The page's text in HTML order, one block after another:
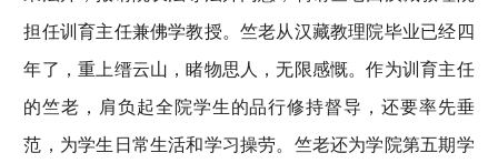
担任训育主任兼佛学教授。竺老从汉藏教理院毕业已经四
年了，重上缙云山，睹物思人，无限感慨。作为训育主任
的竺老，肩负起全院学生的品行修持督导，还要率先垂
范，为学生日常生活和学习操劳。竺老还为学院第五期学